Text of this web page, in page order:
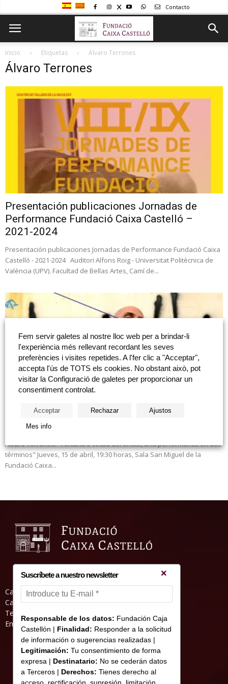
Contacto
Inicio Etiquetas Álvaro Terrones
Álvaro Terrones
Presentación publicaciones Jornadas de
Performance Fundació Caixa Castelló –
2021-2024
Presentación publicaciones Jornadas de Performance Fundació Caixa
Castelló - 2021-2024 Auditori Alfons Roig - Universitat Politècnica de
València (UPV). Facultad de Bellas Artes, Camí de...
Álvaro Terrones: «Fortuna o virtud del olfato,
una performance en dos...
Álvaro Terrones: "Fortuna o virtud del olfato, una performance en dos
términos" Jueves, 15 de abril, 19:30 horas, Sala San Miguel de la
Fundació Caixa...
Casa Abadia, Pl. de la Hierba s/nº, 12001
Castelló de la Plana
Teléfono: 964 23 25 51
Email: informacion@fundacioncajacastellon.es
Suscríbete a nuestro newsletter
Responsable de los datos: Fundación Caja
Castellón | Finalidad: Responder a la solicitud
de información o sugerencias realizadas |
Legitimación: Tu consentimiento de forma
expresa | Destinatario: No se cederán datos
a Terceros | Derechos: Tienes derecho al
Fem servir galetes al nostre lloc web per a brindar-li
l'experiència més rellevant recordant les seves
preferències i visites repetides. A l'fer clic a "Acceptar",
accepta l'ús de TOTS els cookies. No obstant això, pot
visitar la Configuració de galetes per proporcionar un
consentiment controlat.
Acceptar Rechazar Ajustos
Mes info